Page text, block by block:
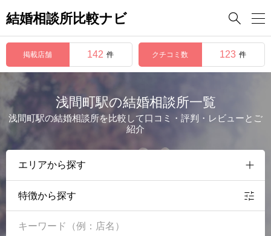
結婚相談所比較ナビ 
掲載店舗 142 件 クチコミ数 123 件
浅間町駅の結婚相談所一覧
浅間町駅の結婚相談所を比較して口コミ・評判・レビューとご
紹介
特徴から探す